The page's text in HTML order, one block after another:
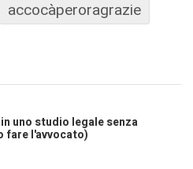
accocàperoragrazie
uno studio legale senza
fare l'avvocato)